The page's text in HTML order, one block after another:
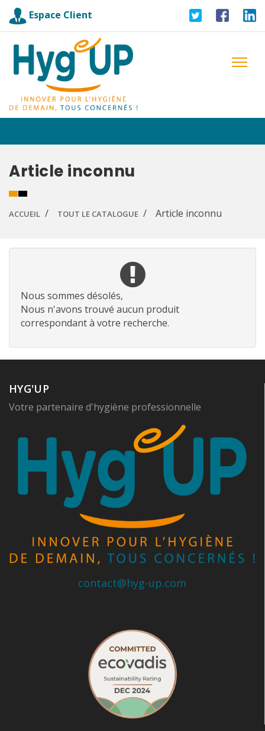
Espace Client
Article inconnu
ACCUEIL TOUT LE CATALOGUE Article inconnu
Nous sommes désolés,
Nous n'avons trouvé aucun produit
correspondant à votre recherche.
HYG'UP
Votre partenaire d'hygiène professionnelle
contact@hyg-up.com